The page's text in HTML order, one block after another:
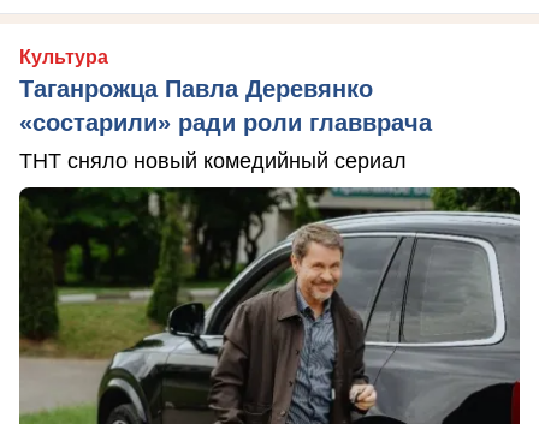
Культура
Таганрожца Павла Деревянко
«состарили» ради роли главврача
ТНТ сняло новый комедийный сериал